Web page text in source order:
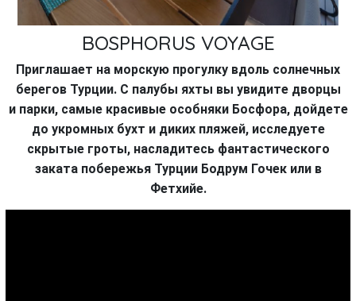
BOSPHORUS VOYAGE
Приглашает на морскую прогулку вдоль солнечных
берегов Турции. С палубы яхты вы увидите дворцы
и парки, самые красивые особняки Босфора, дойдете
до укромных бухт и диких пляжей, исследуете
скрытые гроты, насладитесь фантастического
заката побережья Турции Бодрум Гочек или в
Фетхийе.